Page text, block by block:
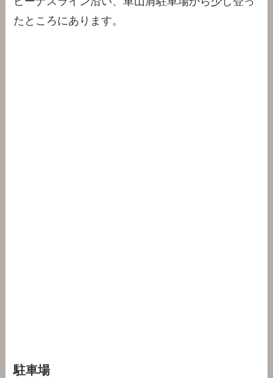
たところにあります。
駐車場